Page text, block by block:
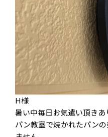
H様
暑い中毎日お気遣い頂きあ
パン教室で焼かれたパン